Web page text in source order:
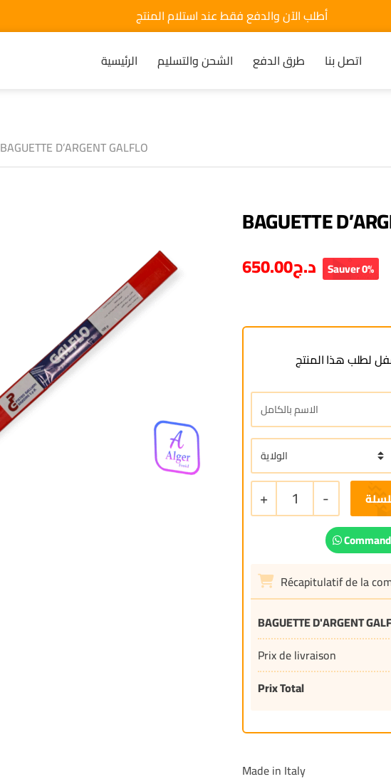
أطلب الآن والدفع فقط عند استلام المنتج
الرئيسية الشحن والتسليم طرق الدفع اتصل بنا
BAGUETTE D’ARGENT GALFLO
BAGUETTE
د.ج650.00 Sauver 0%
لطلب هذا المنتج
+ 1 -
Récapitulatif de la
BAGUETTE D'ARGENT
Prix de livraison
Prix Total
Made in Italy